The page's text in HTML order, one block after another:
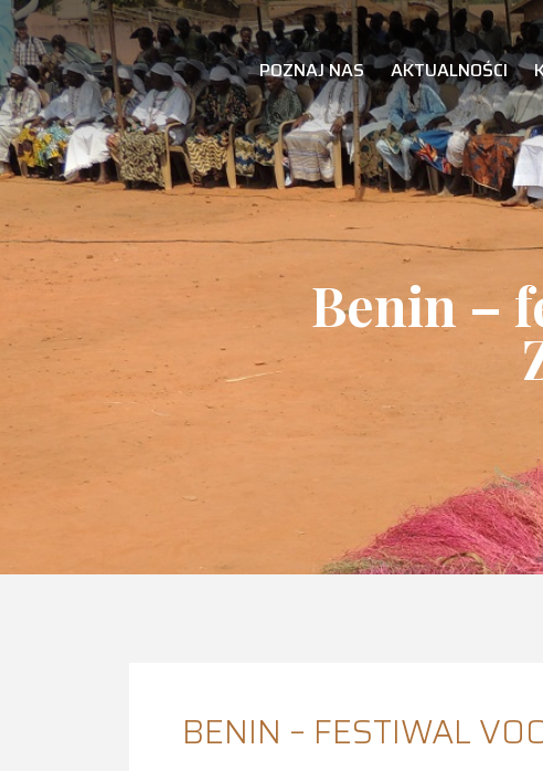
POZNAJ NAS AKTUALNOŚCI
Benin –
BENIN – FESTIWAL